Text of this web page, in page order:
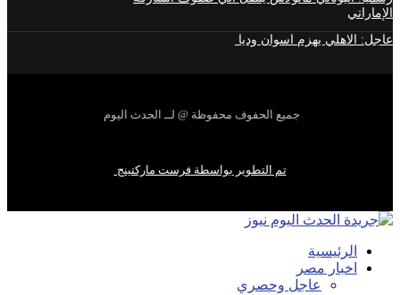
الإماراتي
عاجل: الاهلي يهزم اسوان وديا
جميع الحفوف محفوظة @ لــ الحدث اليوم
تم التطوير بواسطة فرست ماركتينج
الرئيسية
اخبار مصر
عاجل وحصري